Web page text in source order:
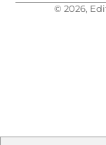
© 2026,